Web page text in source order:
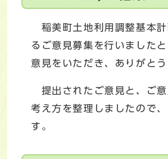
稲美町土地利用調整基本
るご意見募集を行いました
意見をいただき、ありがとう
提出されたご意見と、ご意
考え方を整理しましたので
す。